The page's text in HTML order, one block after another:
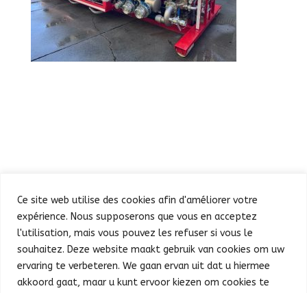
Ce site web utilise des cookies afin d'améliorer votre
expérience. Nous supposerons que vous en acceptez
l'utilisation, mais vous pouvez les refuser si vous le
souhaitez. Deze website maakt gebruik van cookies om uw
ervaring te verbeteren. We gaan ervan uit dat u hiermee
akkoord gaat, maar u kunt ervoor kiezen om cookies te
Défilé
Fête au Parc
Concert et feu d’artifice